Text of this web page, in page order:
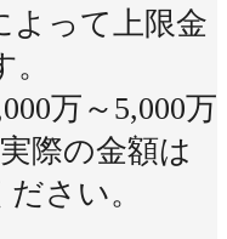
よって上限金
万～5,000万
際の金額は
さい。